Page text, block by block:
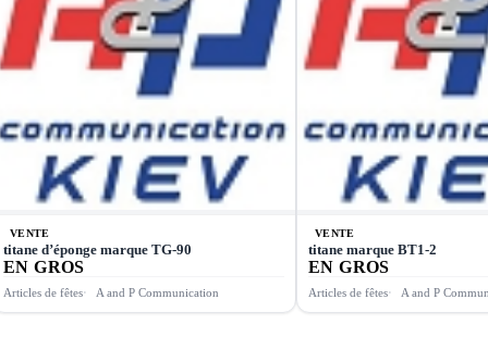
VENTE
titane d’éponge marque ТG-90
EN GROS
Articles de fêtes A and P Communication
VENTE
titane marque ВТ1-2
EN GROS
Articles de fêtes A and P